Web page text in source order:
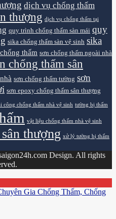
dịch vụ chống thấm
thượng dịch vụ chống thấm tại
quy trình chống thấm sàn mái quy
sika chống thấm sàn vệ sinh sika
thấm sơn chống thấm ngoài nhà
chống thấm sân
sơn chống thấm tường sơn
sơn epoxy chống thấm sân thượng
công chống thấm nhà vệ sinh tường bị thấm
vật liệu chống thấm nhà vệ sinh
thượng xử lý tường bị thấm
Design. All rights